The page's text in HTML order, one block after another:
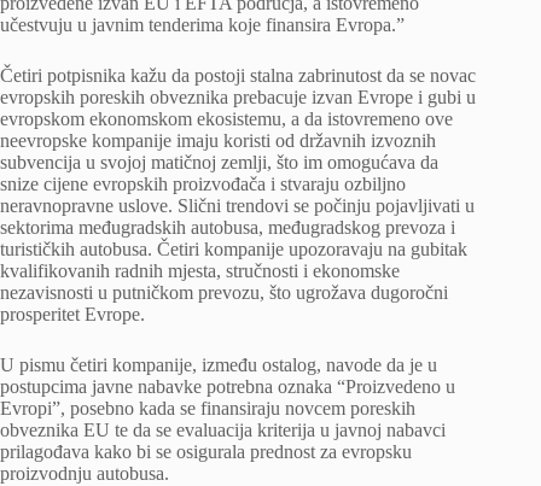
učestvuju u javnim tenderima koje finansira Evropa.”
Četiri potpisnika kažu da postoji stalna zabrinutost da se novac
evropskih poreskih obveznika prebacuje izvan Evrope i gubi u
evropskom ekonomskom ekosistemu, a da istovremeno ove
neevropske kompanije imaju koristi od državnih izvoznih
subvencija u svojoj matičnoj zemlji, što im omogućava da
snize cijene evropskih proizvođača i stvaraju ozbiljno
neravnopravne uslove. Slični trendovi se počinju pojavljivati ​​u
sektorima međugradskih autobusa, međugradskog prevoza i
turističkih autobusa. Četiri kompanije upozoravaju na gubitak
kvalifikovanih radnih mjesta, stručnosti i ekonomske
nezavisnosti u putničkom prevozu, što ugrožava dugoročni
prosperitet Evrope.
U pismu četiri kompanije, između ostalog, navode da je u
postupcima javne nabavke potrebna oznaka “Proizvedeno u
Evropi”, posebno kada se finansiraju novcem poreskih
obveznika EU te da se evaluacija kriterija u javnoj nabavci
prilagođava kako bi se osigurala prednost za evropsku
proizvodnju autobusa.